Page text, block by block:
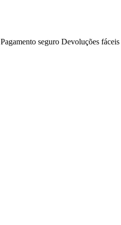
Pagamento seguro Devoluções fáceis